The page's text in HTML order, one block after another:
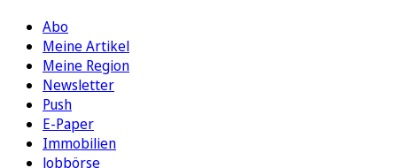
Abo
Meine Artikel
Meine Region
Newsletter
Push
E-Paper
Immobilien
Jobbörse